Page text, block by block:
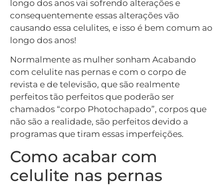
longo dos anos vai sofrendo alterações e
consequentemente essas alterações vão
causando essa celulites, e isso é bem comum ao
longo dos anos!
Normalmente as mulher sonham Acabando
com celulite nas pernas e com o corpo de
revista e de televisão, que são realmente
perfeitos tão perfeitos que poderão ser
chamados “corpo Photochapado”, corpos que
não são a realidade, são perfeitos devido a
programas que tiram essas imperfeições.
Como acabar com
celulite nas pernas